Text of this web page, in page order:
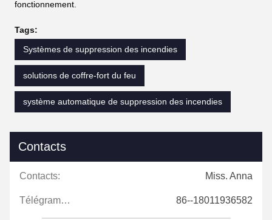
fonctionnement.
Tags:
Systèmes de suppression des incendies
solutions de coffre-fort du feu
système automatique de suppression des incendies
Contacts
Contacts: Miss. Anna
Télégramme: 86--18011936582